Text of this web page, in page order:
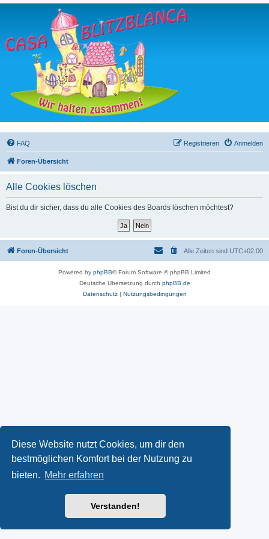
Diese Website nutzt Cookies, um dir den
bestmöglichen Komfort bei der Nutzung zu
bieten. Mehr erfahren
Verstanden!
FAQ Anmelden
Registrieren
Foren-Übersicht
Alle Cookies löschen
Bist du dir sicher, dass du alle Cookies des Boards löschen möchtest?
Foren-Übersicht Alle Zeiten sind UTC+02:00
Powered by phpBB® Forum Software © phpBB Limited
Deutsche Übersetzung durch phpBB.de
Datenschutz| Nutzungsbedingungen